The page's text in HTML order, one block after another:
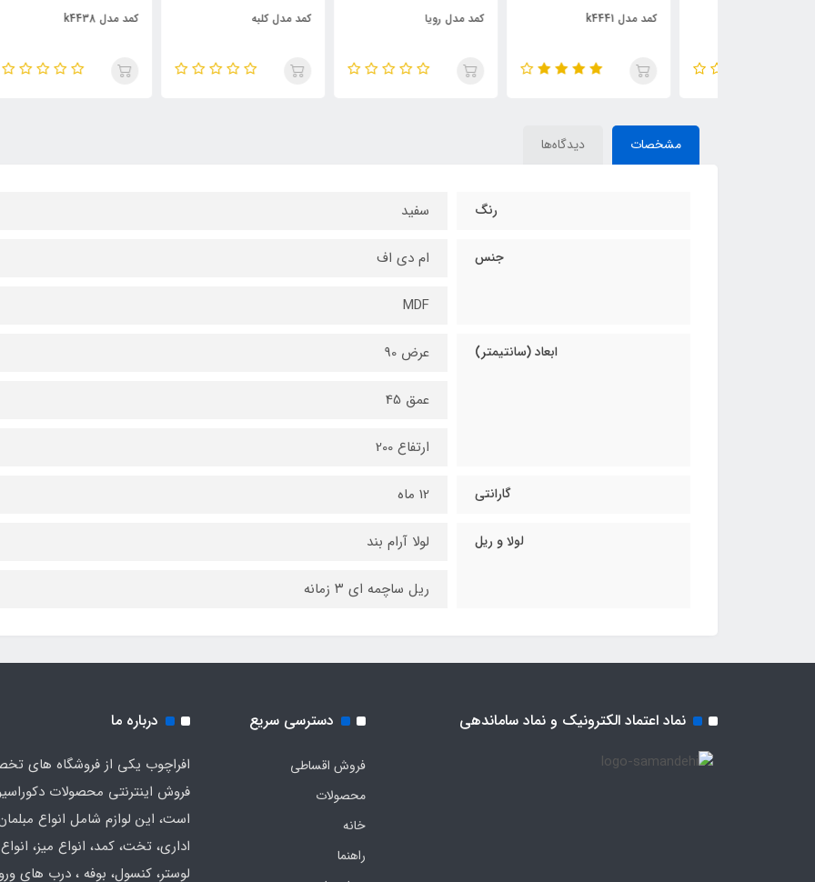
کمد مدل رویا
کمد مدل کلبه
مشخصات دیدگاه‌ها
رنگ سفید
جنس ام دی اف
MDF
ابعاد (سانتیمتر) عرض 90
عمق 45
ارتفاع 200
گارانتی 12 ماه
لولا و ریل لولا آرام بند
ریل ساچمه ای ۳ زمانه
نماد اعتماد الکترونیک و نماد ساماندهی دسترسی سریع
فروش اقساطی
محصولات
خانه
راهنما
درباره ما
افراچوب یکی از فروشگاه های
فروش اینترنتی محصولات
است، این لوازم شامل انواع
اداری، تخت، کمد، انواع میز،
لوستر، کنسول، بوفه ، درب های